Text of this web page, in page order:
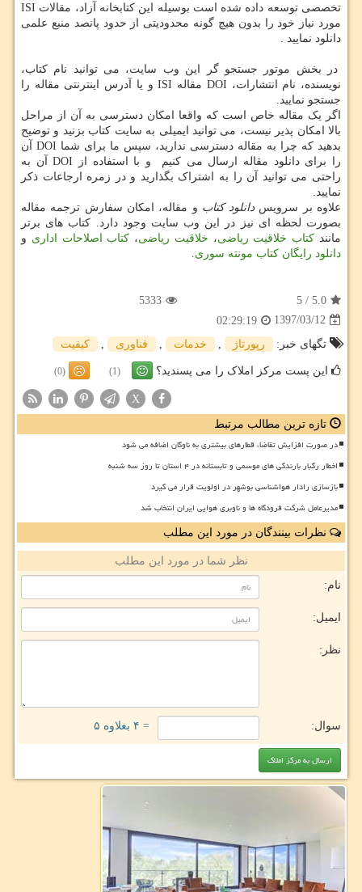
تخصصی توسعه داده شده است بوسیله این کتابخانه آزاد، مقالات ISI
مورد نیاز خود را بدون هیچ گونه محدودیتی از حدود پانصد منبع علمی
دانلود نمایید .
در بخش موتور جستجو گر این وب سایت، می توانید نام کتاب،
نویسنده، نام انتشارات، DOI مقاله
ISIو یا آدرس اینترنتی مقاله را
جستجو نمایید.
اگر یک مقاله خاص است که واقعا امکان دسترسی به آن از مراحل
بالا امکان پذیر نیست، می توانید ایمیلی به سایت کتاب بزنید و توضیح
بدهید که چرا به مقاله دسترسی ندارید، سپس ما برای شما DOI آن
را برای دانلود مقاله ارسال می کنیم و با استفاده از DOIآن به
راحتی می توانید آن را به اشتراک بگذارید و در زمره ارجاعات ذکر
نمایید.
علاوه بر سرویس دانلود کتاب و مقاله، امکان سفارش ترجمه مقاله
بصورت لحظه ای نیز در این وب سایت وجود دارد. کتاب های برتر
مانند کتاب خلاقیت ریاضی، خلاقیت ریاضی، کتاب اصلاحات اداری و
دانلود رایگان کتاب مونته سوری.
5.0
/
5
5333
1397/03/12
02:29:19
تگهای خبر:
رپورتاژ , خدمات , فناوری , كیفیت
این پست مرکز املاک را می پسندید؟ (1)
(0)
X
تازه ترین مطالب مرتبط
در صورت افزایش تقاضا، قطارهای بیشتری به ناوگان اضافه می شود
اخطار رگبار بارندگی های موسمی و تابستانه در ۴ استان تا روز سه شنبه
بازسازی رادار هواشناسی بوشهر در اولویت قرار می گیرد
مدیرعامل شرکت فرودگاه ها و ناوبری هوایی ایران انتخاب شد
نظرات بینندگان در مورد این مطلب
نظر شما در مورد این مطلب
نام:
ایمیل:
نظر:
سوال: = ۴ بعلاوه ۵